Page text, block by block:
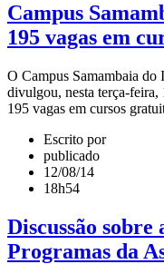
Campus
195 vagas em
O Campus Samambaia
divulgou, nesta terça-feira,
195 vagas em cursos
Escrito por
publicado
12/08/14
18h54
Discussão
Programas da